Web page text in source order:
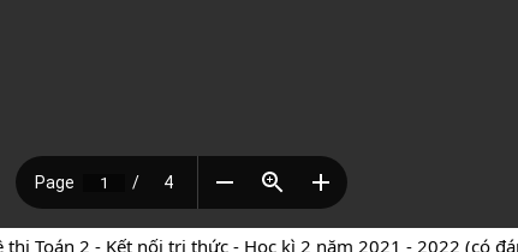
Toán 2 - Kết nối tri thức - Học kì 2 năm 2021 - 2022 (có